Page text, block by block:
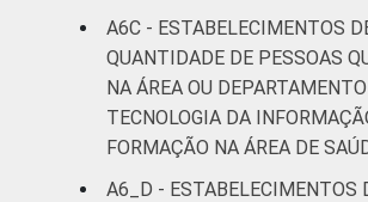
A6C - ESTABELECIMENTOS
QUANTIDADE DE PESSOAS
NA ÁREA OU
TECNOLOGIA DA
FORMAÇÃO NA ÁREA DE
A6_D - ESTABELECIMENTOS